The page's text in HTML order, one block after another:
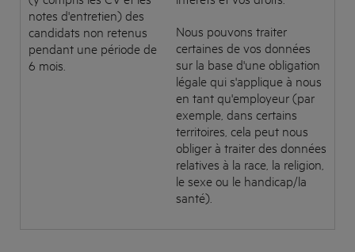
notes d'entretien) des
candidats non retenus
pendant une période de
6 mois.
Nous pouvons traiter
certaines de vos données
sur la base d'une obligation
légale qui s'applique à nous
en tant qu'employeur (par
exemple, dans certains
territoires, cela peut nous
obliger à traiter des données
relatives à la race, la religion,
le sexe ou le handicap/la
santé).